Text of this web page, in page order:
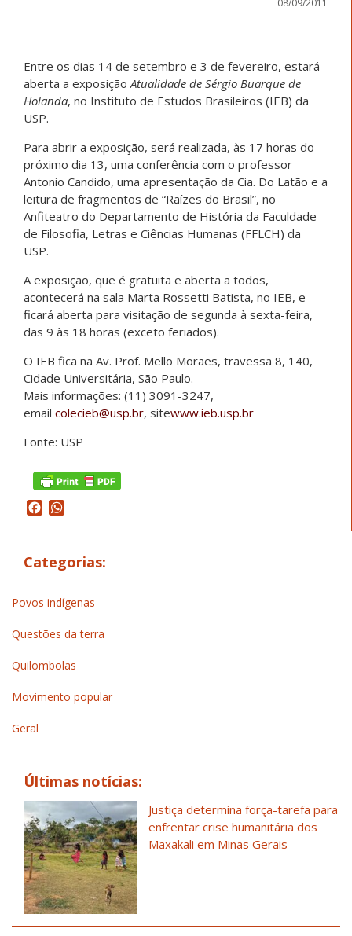
Entre os dias 14 de setembro e 3 de fevereiro, estará
aberta a exposição Atualidade de Sérgio Buarque de
Holanda, no Instituto de Estudos Brasileiros (IEB) da
USP.
Para abrir a exposição, será realizada, às 17 horas do
próximo dia 13, uma conferência com o professor
Antonio Candido, uma apresentação da Cia. Do Latão e a
leitura de fragmentos de “Raízes do Brasil”, no
Anfiteatro do Departamento de História da Faculdade
de Filosofia, Letras e Ciências Humanas (FFLCH) da
USP.
A exposição, que é gratuita e aberta a todos,
acontecerá na sala Marta Rossetti Batista, no IEB, e
ficará aberta para visitação de segunda à sexta-feira,
das 9 às 18 horas (exceto feriados).
O IEB fica na Av. Prof. Mello Moraes, travessa 8, 140,
Cidade Universitária, São Paulo.
Mais informações: (11) 3091-3247,
email colecieb@usp.br, sitewww.ieb.usp.br
Fonte: USP
Facebook
Categorias:
Povos indígenas
Questões da terra
Quilombolas
Movimento popular
Geral
Últimas notícias:
Justiça determina força-tarefa para
enfrentar crise humanitária dos
Maxakali em Minas Gerais